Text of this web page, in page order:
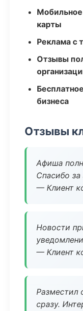
карты
Реклама с
Отзывы
бизнеса
Отзывы
Афиша
Спасибо за
— Клиент
Новости
— Клиент
Разместил
сразу.